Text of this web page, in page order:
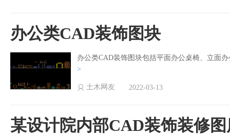
办公类CAD装饰图块
办公类CAD装饰图块包括平面办公桌椅、立面
>
土木网友 2022-03-13
某设计院内部CAD装饰装修图